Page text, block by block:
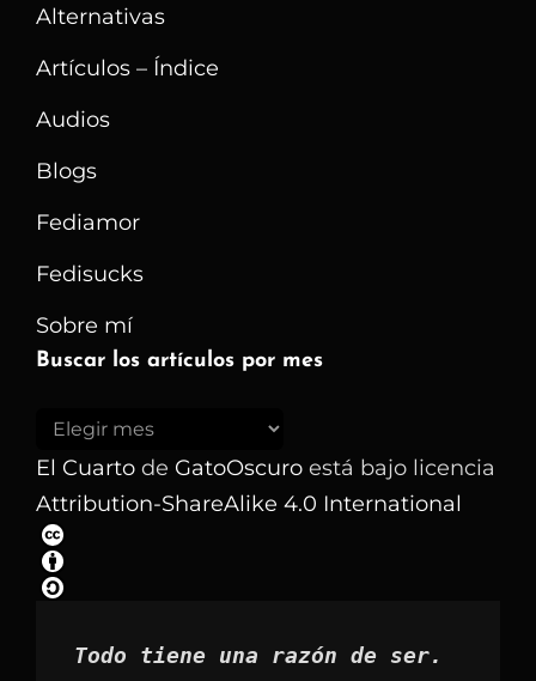
Alternativas
Artículos – Índice
Audios
Blogs
Fediamor
Fedisucks
Sobre mí
Buscar los artículos por mes
Buscar
los
artículos
por
mes
El Cuarto de GatoOscuro está bajo licencia
Attribution-ShareAlike 4.0 International
Todo tiene una razón de ser.